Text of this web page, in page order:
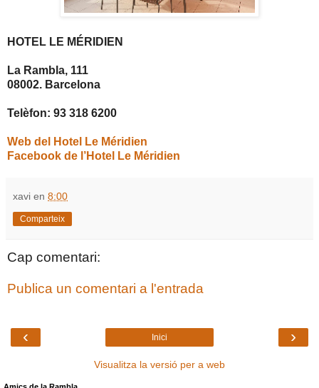
HOTEL LE MÉRIDIEN
La Rambla, 111
08002. Barcelona
Telèfon: 93 318 6200
Web del Hotel Le Méridien
Facebook de l’Hotel Le Méridien
xavi en 8:00
Comparteix
Cap comentari:
Publica un comentari a l'entrada
‹ ›
Inici
Visualitza la versió per a web